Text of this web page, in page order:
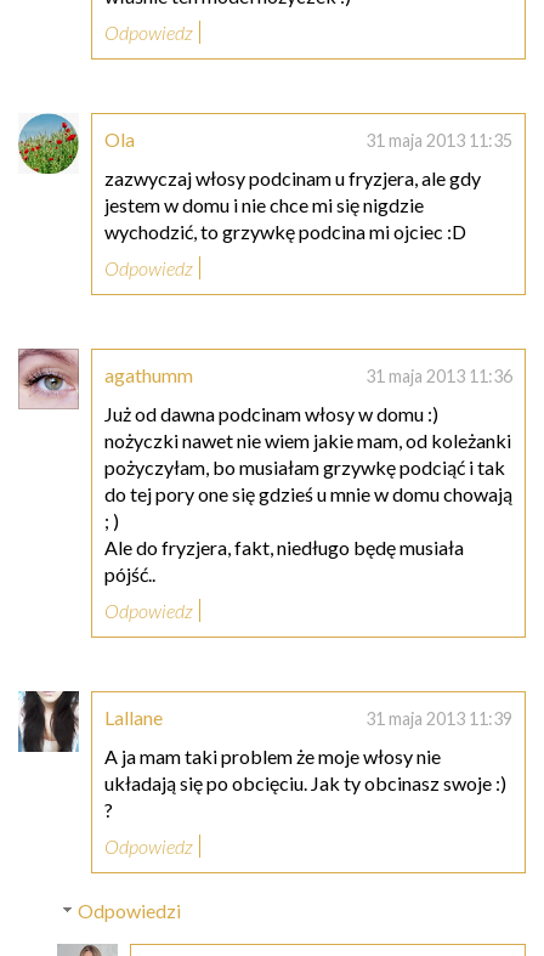
Odpowiedz
Ola 31 maja 2013 11:35
zazwyczaj włosy podcinam u fryzjera, ale gdy
jestem w domu i nie chce mi się nigdzie
wychodzić, to grzywkę podcina mi ojciec :D
Odpowiedz
agathumm 31 maja 2013 11:36
Już od dawna podcinam włosy w domu :)
nożyczki nawet nie wiem jakie mam, od koleżanki
pożyczyłam, bo musiałam grzywkę podciąć i tak
do tej pory one się gdzieś u mnie w domu chowają
; )
Ale do fryzjera, fakt, niedługo będę musiała
pójść..
Odpowiedz
Lallane 31 maja 2013 11:39
A ja mam taki problem że moje włosy nie
układają się po obcięciu. Jak ty obcinasz swoje :)
?
Odpowiedz
Odpowiedzi